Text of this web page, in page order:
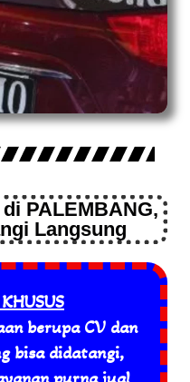
PALEMBANG,
Langsung
berupa CV dan
bisa didatangi,